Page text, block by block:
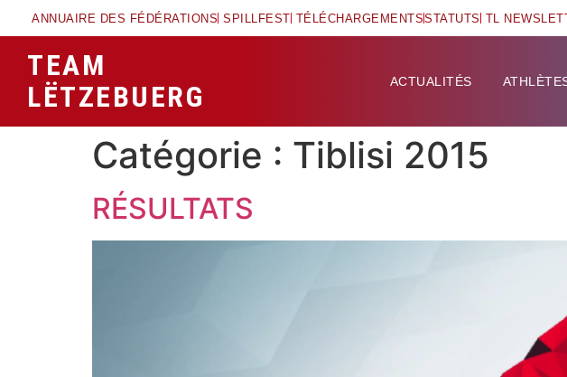
ANNUAIRE DES FÉDÉRATIONS SPILLFEST TÉLÉCHARGEMENTSSTATUTS TL
TEAM
LËTZEBUERG
ACTUALITÉS
Catégorie : Tiblisi 2015
RÉSULTATS